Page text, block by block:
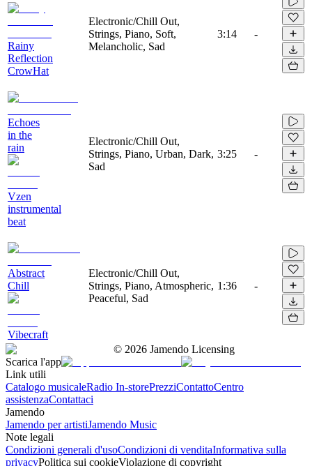
Rainy
Reflection
CrowHat
Electronic/Chill Out,
Strings, Piano, Soft,
Melancholic, Sad
3:14 -
Echoes
in the
rain
Vzen
instrumental
beat
Electronic/Chill Out,
Strings, Piano, Urban, Dark,
Sad
3:25 -
Abstract
Chill
Vibecraft
Electronic/Chill Out,
Strings, Piano, Atmospheric,
Peaceful, Sad
1:36 -
© 2026 Jamendo Licensing
Scarica l'app
Link utili
Catalogo musicaleRadio In-storePrezziContattoCentro
assistenzaContattaci
Jamendo
Jamendo per artistiJamendo Music
Note legali
Condizioni generali d'usoCondizioni di venditaInformativa sulla
privacyPolitica sui cookieViolazione di copyright